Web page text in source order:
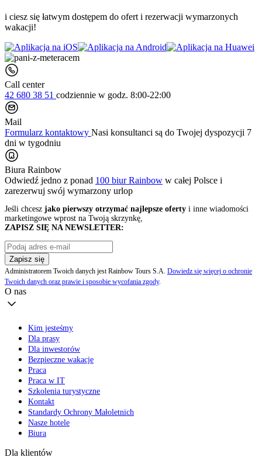
i ciesz się łatwym dostępem do ofert i rezerwacji wymarzonych
wakacji!
Call center
42 680 38 51 codziennie w godz. 8:00-22:00
Mail
Formularz kontaktowy Nasi konsultanci są do Twojej dyspozycji 7
dni w tygodniu
Biura Rainbow
Odwiedź jedno z ponad 100 biur Rainbow w całej Polsce i
zarezerwuj swój wymarzony urlop
Jeśli chcesz jako pierwszy otrzymać najlepsze oferty i inne wiadomości
marketingowe wprost na Twoją skrzynkę,
ZAPISZ SIĘ NA NEWSLETTER:
Zapisz się
Administratorem Twoich danych jest Rainbow Tours S.A. Dowiedz się więcej o ochronie
Twoich danych oraz prawie i sposobie wycofania zgody.
O nas
Kim jesteśmy
Dla prasy
Dla inwestorów
Bezpieczne wakacje
Praca
Praca w IT
Szkolenia turystyczne
Kontakt
Standardy Ochrony Małoletnich
Nasze hotele
Biura
Dla klientów